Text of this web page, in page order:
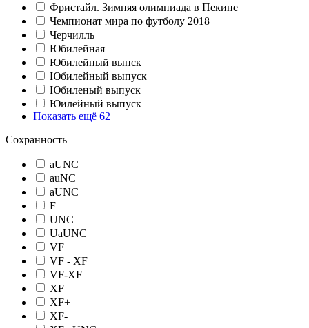
Фристайл. Зимняя олимпиада в Пекине
Чемпионат мира по футболу 2018
Черчилль
Юбилейная
Юбилейный выпск
Юбилейный выпуск
Юбиленый выпуск
Юилейный выпуск
Показать ещё 62
Сохранность
aUNC
auNC
aUNС
F
UNC
UаUNC
VF
VF - XF
VF-XF
XF
XF+
XF-